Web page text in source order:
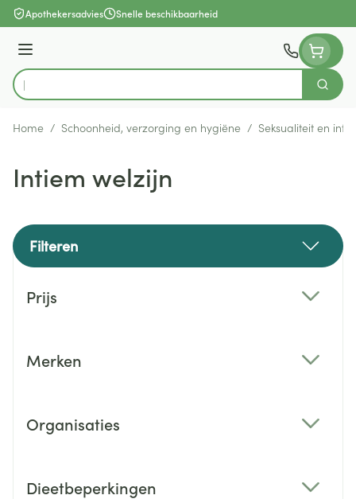
Ga naar de inhoud
Apothekersadvies Snelle beschikbaarheid
Menu
Product, merk, categorie...
Zoek
Home / Schoonheid, verzorging en hygiëne / Seksualiteit en
Intiem welzijn
Filteren
Prijs
Merken
Organisaties
Dieetbeperkingen